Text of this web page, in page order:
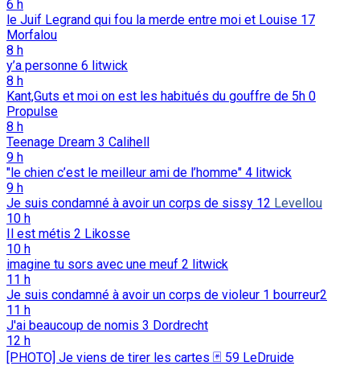
6 h
le Juif Legrand qui fou la merde entre moi et Louise 17
Morfalou
8 h
y’a personne 6 litwick
8 h
Kant,Guts et moi on est les habitués du gouffre de 5h 0
Propulse
8 h
Teenage Dream 3 Calihell
9 h
"le chien c’est le meilleur ami de l’homme" 4 litwick
9 h
Je suis condamné à avoir un corps de sissy 12 Levellou
10 h
Il est métis 2 Likosse
10 h
imagine tu sors avec une meuf 2 litwick
11 h
Je suis condamné à avoir un corps de violeur 1 bourreur2
11 h
J'ai beaucoup de nomis 3 Dordrecht
12 h
[PHOTO] Je viens de tirer les cartes 🃏 59 LeDruide